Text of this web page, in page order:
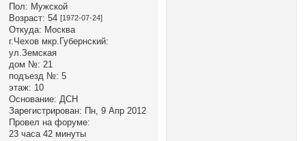
Пол: Мужской
Возраст: 54 [1972-07-24]
Откуда: Москва
г.Чехов мкр.Губернский:
ул.Земская
дом №: 21
подъезд №: 5
этаж: 10
Основание: ДСН
Зарегистрирован: Пн, 9 Апр 2012
Провел на форуме:
23 часа 42 минуты